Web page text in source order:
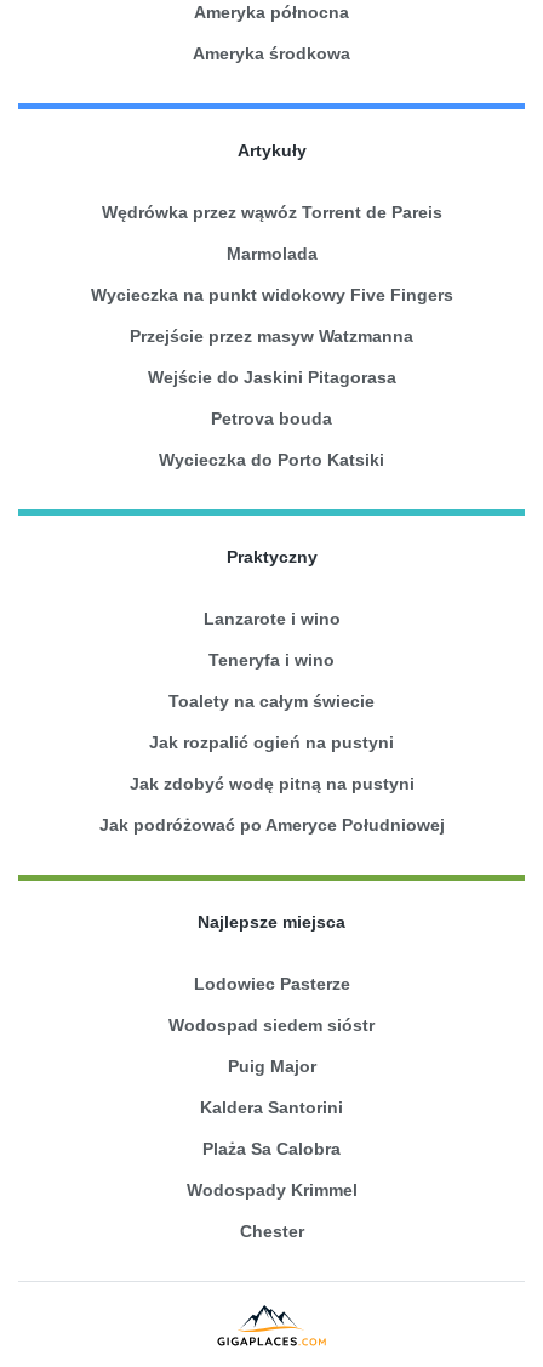
Ameryka północna
Ameryka środkowa
Artykuły
Wędrówka przez wąwóz Torrent de Pareis
Marmolada
Wycieczka na punkt widokowy Five Fingers
Przejście przez masyw Watzmanna
Wejście do Jaskini Pitagorasa
Petrova bouda
Wycieczka do Porto Katsiki
Praktyczny
Lanzarote i wino
Teneryfa i wino
Toalety na całym świecie
Jak rozpalić ogień na pustyni
Jak zdobyć wodę pitną na pustyni
Jak podróżować po Ameryce Południowej
Najlepsze miejsca
Lodowiec Pasterze
Wodospad siedem sióstr
Puig Major
Kaldera Santorini
Plaża Sa Calobra
Wodospady Krimmel
Chester